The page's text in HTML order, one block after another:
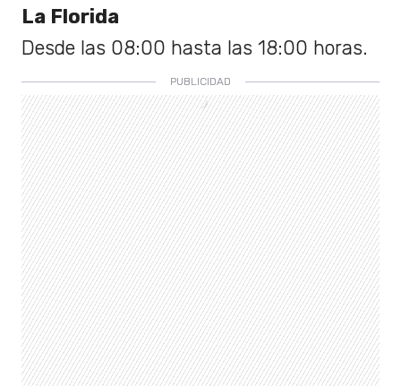
La Florida
Desde las 08:00 hasta las 18:00 horas.